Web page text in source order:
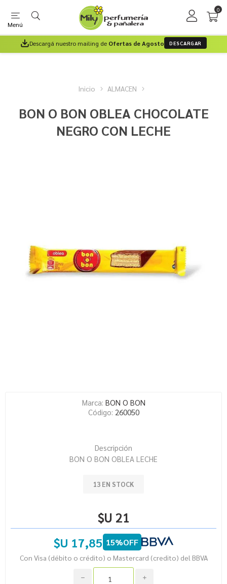
Menú
0
Descargá nuestro mailing de Ofertas de Agosto DESCARGAR
Inicio ALMACEN
BON O BON OBLEA CHOCOLATE
NEGRO CON LECHE
Marca: BON O BON
Código: 260050
Descripción
BON O BON OBLEA LECHE
13 EN STOCK
$U 21
$U 17,85 15%OFF
Con Visa (débito o crédito) o Mastercard (credito) del BBVA
i
h